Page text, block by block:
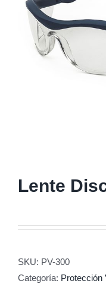
Lente
SKU: PV-300
Categoría: Protección